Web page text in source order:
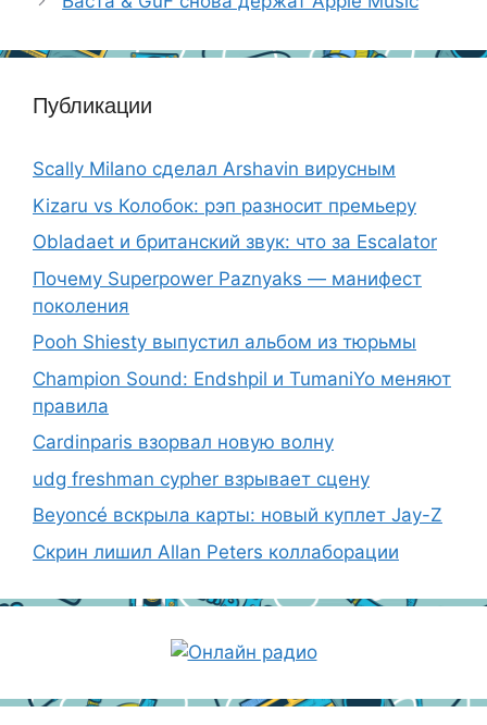
Публикации
Scally Milano сделал Arshavin вирусным
Kizaru vs Колобок: рэп разносит премьеру
Obladaet и британский звук: что за Escalator
Почему Superpower Paznyaks — манифест
поколения
Pooh Shiesty выпустил альбом из тюрьмы
Champion Sound: Endshpil и TumaniYo меняют
правила
Cardinparis взорвал новую волну
udg freshman cypher взрывает сцену
Beyoncé вскрыла карты: новый куплет Jay-Z
Скрин лишил Allan Peters коллаборации